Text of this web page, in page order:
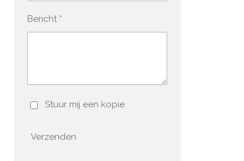
Bericht *
Stuur mij een kopie
Verzenden